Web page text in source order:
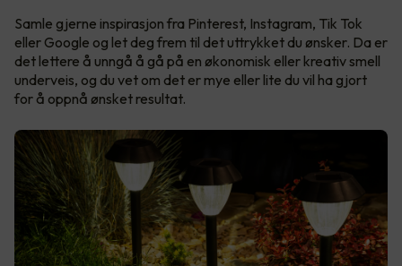
Samle gjerne inspirasjon fra Pinterest, Instagram, Tik Tok
eller Google og let deg frem til det uttrykket du ønsker. Da er
det lettere å unngå å gå på en økonomisk eller kreativ smell
underveis, og du vet om det er mye eller lite du vil ha gjort
for å oppnå ønsket resultat.